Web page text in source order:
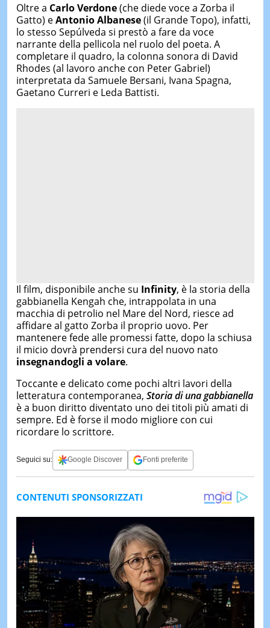
Oltre a Carlo Verdone(che diede voce a Zorba il
Gatto) eAntonio Albanese(il Grande Topo), infatti,
lo stesso Sepúlveda si prestò a fare da voce
narrante della pellicola nel ruolo del poeta. A
completare il quadro, la colonna sonora di David
Rhodes (al lavoro anche con Peter Gabriel)
interpretata da Samuele Bersani, Ivana Spagna,
Gaetano Curreri e Leda Battisti.
Il film, disponibile anche su Infinity, è la storia della
gabbianella Kengah che, intrappolata in una
macchia di petrolio nel Mare del Nord, riesce ad
affidare al gatto Zorba il proprio uovo. Per
mantenere fede alle promessi fatte, dopo la schiusa
il micio dovrà prendersi cura del nuovo nato
insegnandogli a volare.
Toccante e delicato come pochi altri lavori della
letteratura contemporanea, Storia di una gabbianella
è a buon diritto diventato uno dei titoli più amati di
sempre. Ed è forse il modo migliore con cui
ricordare lo scrittore.
Seguici su: Google Discover Fonti preferite